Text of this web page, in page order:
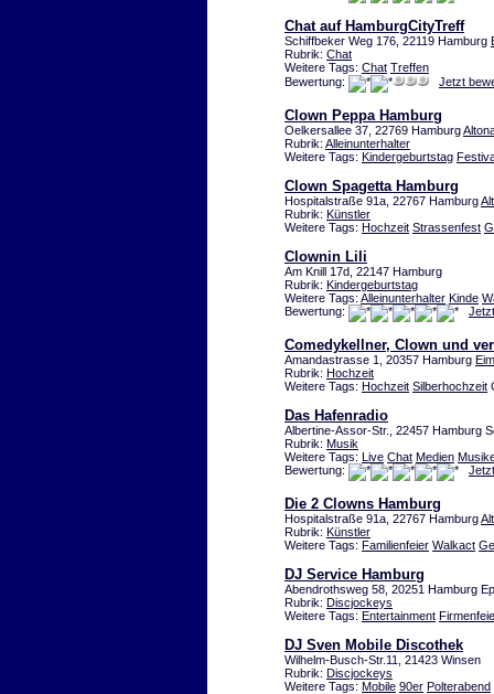
Chat auf HamburgCityTreff
Schiffbeker Weg 176, 22119 Hamburg
Rubrik: Chat
Weitere Tags: Chat Treffen
Bewertung:
Jetzt
Clown Peppa Hamburg
Oelkersallee 37, 22769 Hamburg
Rubrik: Alleinunterhalter
Weitere Tags: Kindergeburtstag
Clown Spagetta Hamburg
Hospitalstraße 91a, 22767 Hamburg
Rubrik: Künstler
Weitere Tags: Hochzeit Strassenfest
Clownin Lili
Am Knill 17d, 22147 Hamburg
Rubrik: Kindergeburtstag
Weitere Tags: Alleinunterhalter Kinde
Bewertung:
Comedykellner, Clown und
Amandastrasse 1, 20357 Hamburg
Rubrik: Hochzeit
Weitere Tags: Hochzeit Silberhochzeit
Das Hafenradio
Albertine-Assor-Str., 22457 Hamburg
Rubrik: Musik
Weitere Tags: Live Chat Medien
Bewertung:
Die 2 Clowns Hamburg
Hospitalstraße 91a, 22767 Hamburg
Rubrik: Künstler
Weitere Tags: Familienfeier Walkact
DJ Service Hamburg
Abendrothsweg 58, 20251 Hamburg
Rubrik: Discjockeys
Weitere Tags: Entertainment
DJ Sven Mobile Discothek
Wilhelm-Busch-Str.11, 21423 Winsen
Rubrik: Discjockeys
Weitere Tags: Mobile 90er Polterabend